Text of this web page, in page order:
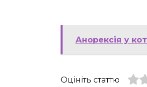
Анорексія у
Оцініть статтю